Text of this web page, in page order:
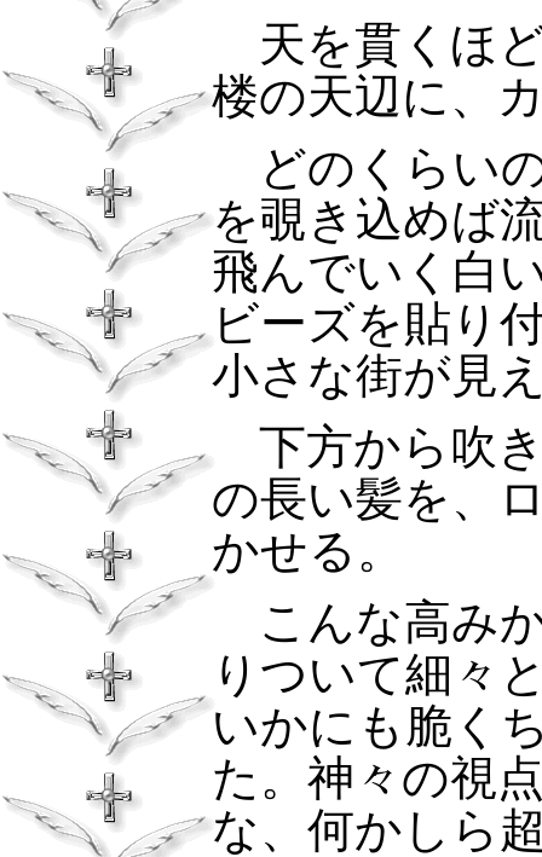
天を貫くほ
楼の天辺に、
どのくらい
を覗き込めば
飛んでいく白
ビーズを貼り
小さな街が見
下方から吹
の長い髪を、
かせる。
こんな高み
りついて細々
いかにも脆く
た。神々の視
な、何かしら